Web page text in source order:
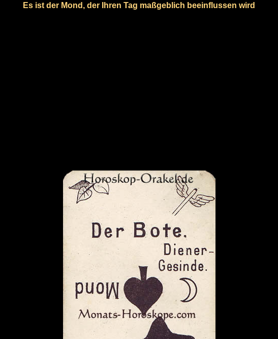
Es ist der Mond, der Ihren Tag maßgeblich beeinflussen wird